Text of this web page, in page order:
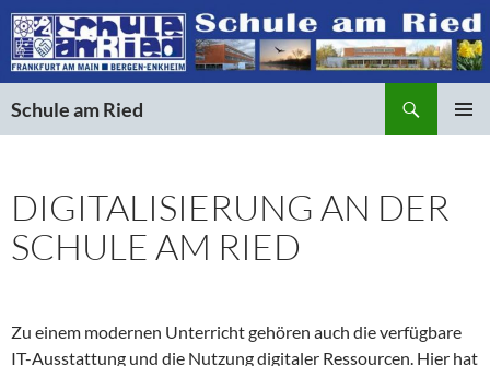
Schule am Ried
DIGITALISIERUNG AN DER
SCHULE AM RIED
Zu einem modernen Unterricht gehören auch die verfügbare
IT-Ausstattung und die Nutzung digitaler Ressourcen. Hier hat